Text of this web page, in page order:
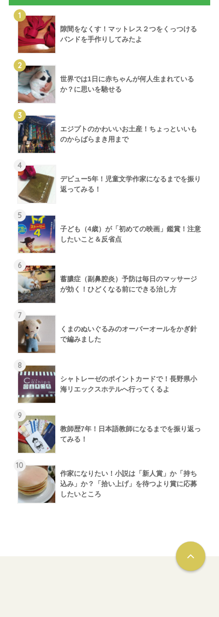
1
隙間をなくす！マットレス２つをくっつける
バンドを手作りしてみたよ
2
世界では1日に赤ちゃんが何人生まれている
か？に思いを馳せる
3
エジプトのかわいいお土産！ちょっといいも
のからばらまき用まで
4
デビュー5年！児童文学作家になるまでを振り
返ってみる！
5
子ども（4歳）が「初めての映画」鑑賞！注意
したいこと＆反省点
6
蓄膿症（副鼻腔炎）予防は毎日のマッサージ
が効く！ひどくなる前にできる治し方
7
くまのぬいぐるみのオーバーオールをかぎ針
で編みました
8
シャトレーゼのポイントカードで！長野県小
海リエックスホテルへ行ってくるよ
9
教師歴7年！日本語教師になるまでを振り返っ
てみる！
10
作家になりたい！小説は「新人賞」か「持ち
込み」か？「拾い上げ」を待つより賞に応募
したいところ